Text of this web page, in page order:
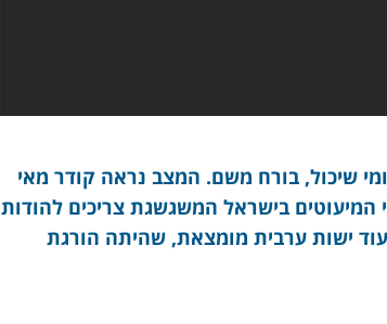
שיכול, בורח משם. המצב נראה קודר מאי
תום מלחמת האזרחים בשנת 1989. בני המיעוטים בישראל המשגשגת צריכים להודות
ישות ערבית מומצאת, שהיתה הורגת